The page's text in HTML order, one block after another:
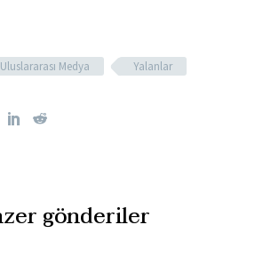
Uluslararası Medya Yalanlar
gönderiler